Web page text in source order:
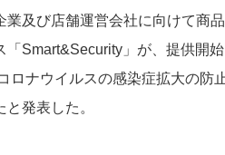
業及び店舗運営会社に向けて商
「Smart&Security」が、提供開
ロナウイルスの感染症拡大の防
と発表した。